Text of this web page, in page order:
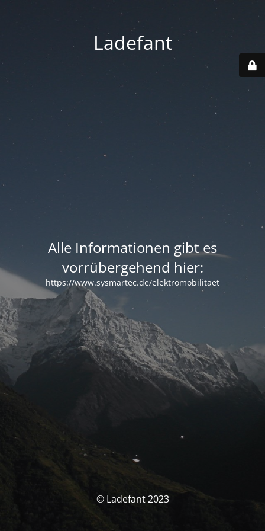
Ladefant
Alle Informationen gibt es
vorrübergehend hier:
https://www.sysmartec.de/elektromobilitaet
© Ladefant 2023